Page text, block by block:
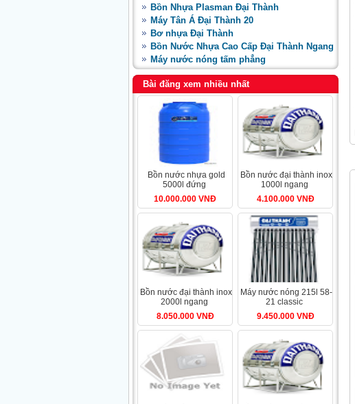
Bồn Nhựa Plasman Đại Thành
Máy Tân Á Đại Thành 20
Bơ nhựa Đại Thành
Bồn Nước Nhựa Cao Cấp Đại Thành Ngang
Máy nước nóng tấm phẳng
Bài đăng xem nhiều nhất
bồn nước nhựa gold
5000l đứng
10.000.000 VNĐ
bồn nước đại thành inox
1000l ngang
4.100.000 VNĐ
bồn nước đại thành inox
2000l ngang
8.050.000 VNĐ
máy nước nóng 215l 58-
21 classic
9.450.000 VNĐ